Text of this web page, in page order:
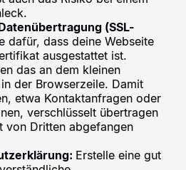
(SSL-
dafür, dass deine Webseite
ausgestattet ist.
das an dem kleinen
der Browserzeile. Damit
etwa Kontaktanfragen oder
verschlüsselt übertragen
von Dritten abgefangen
Erstelle eine gut